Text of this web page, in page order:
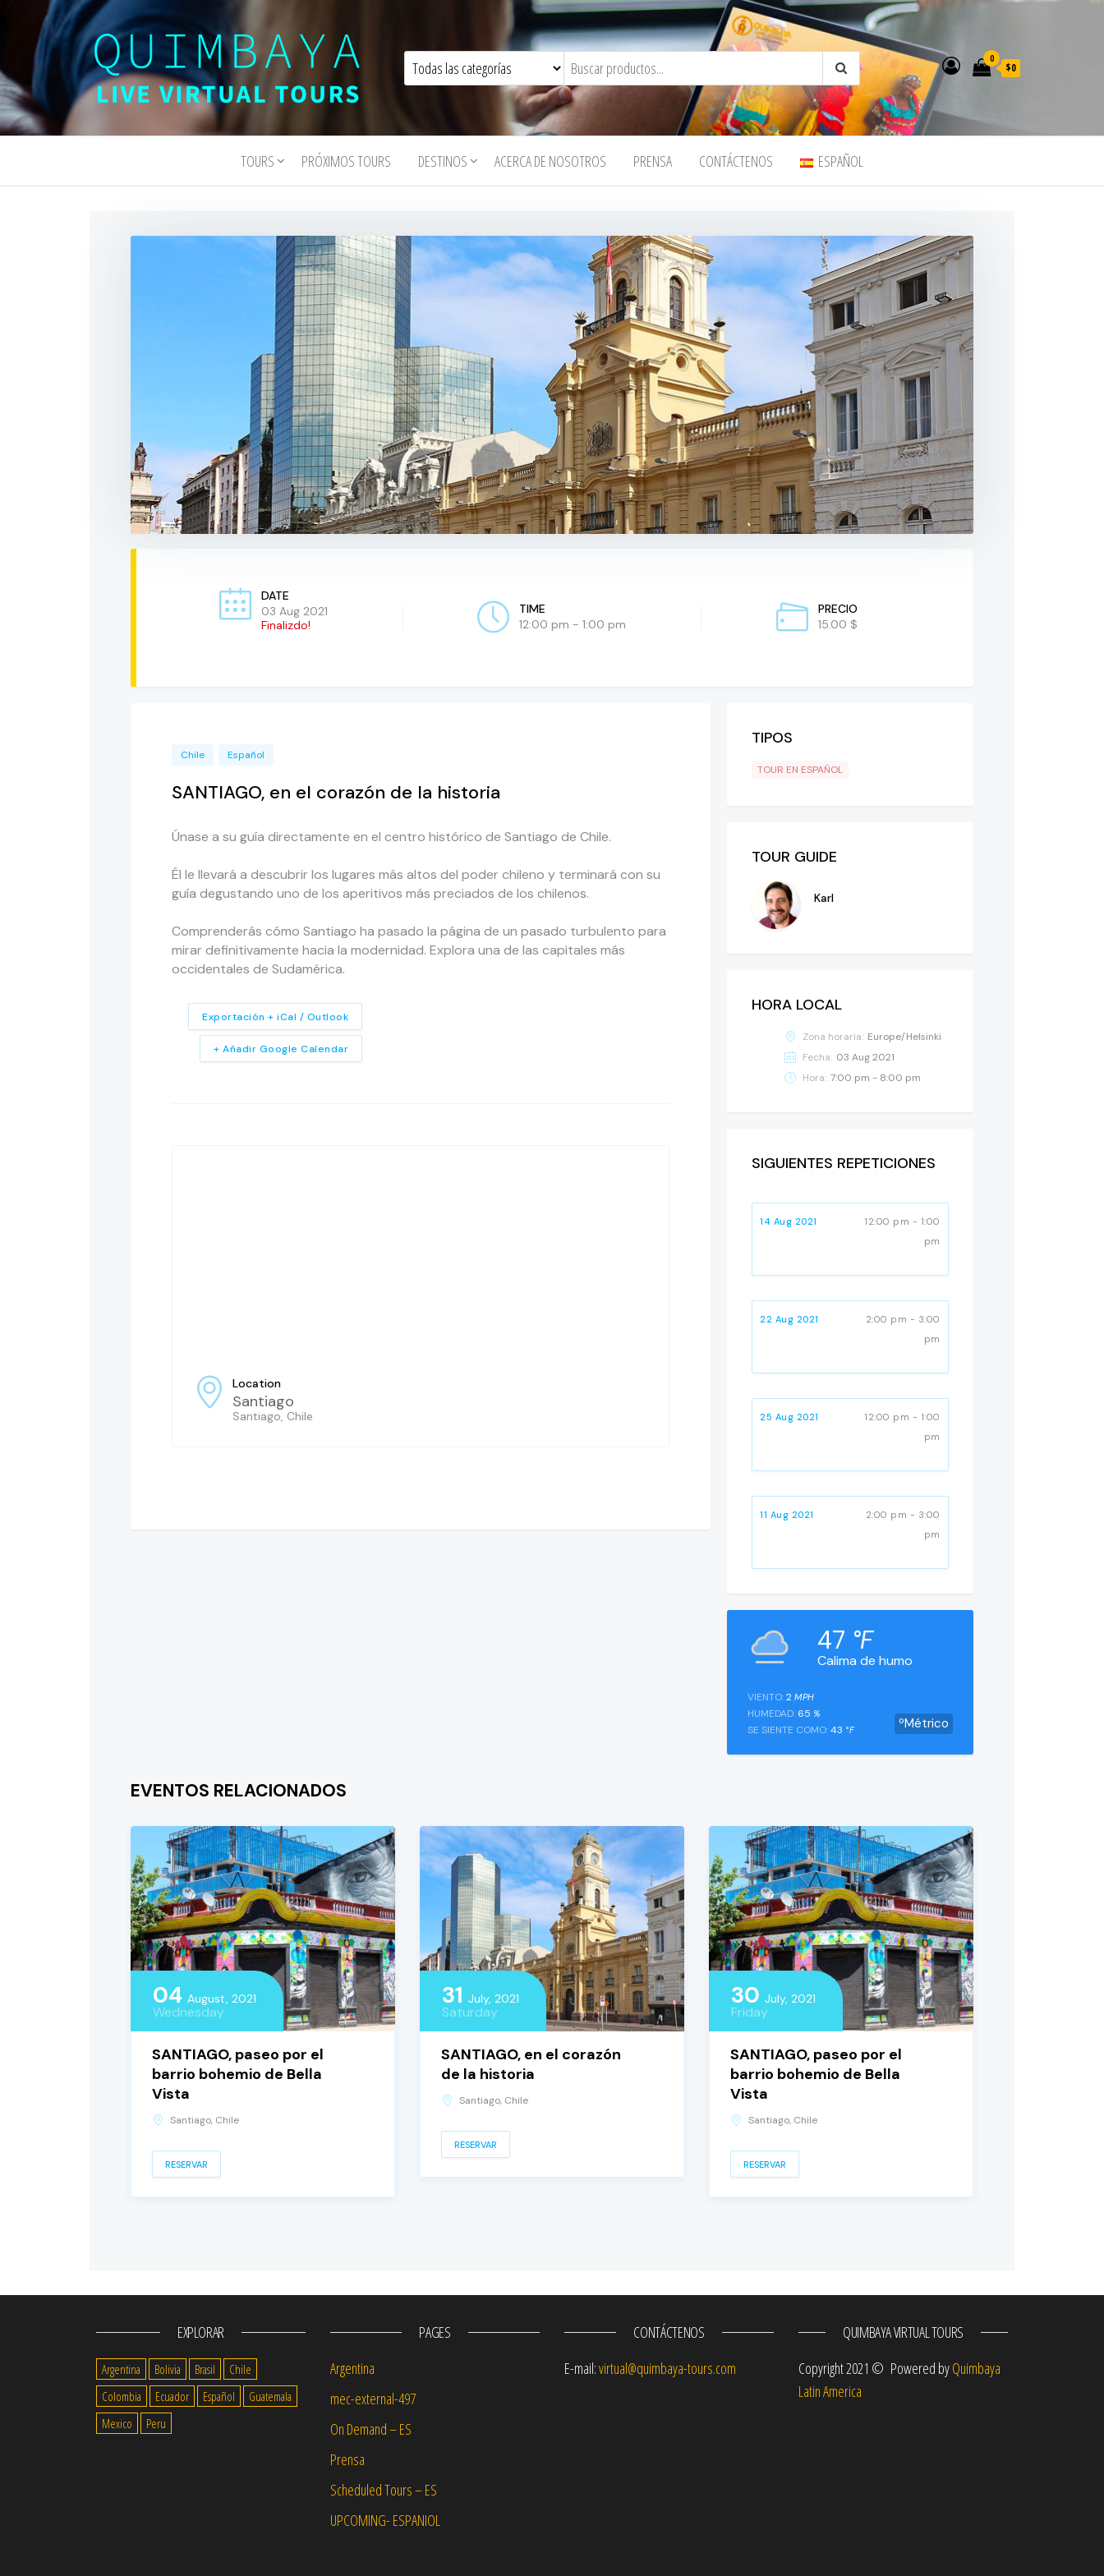
Interactive
0
$0
TOURS PRÓXIMOS TOURS DESTINOS ACERCA DE NOSOTROS PRENSA CONTÁCTENOS ESPAÑOL
DATE
03 Aug 2021
Finalizdo!
TIME
12:00 pm - 1:00 pm
PRECIO
15.00 $
Chile Español
SANTIAGO, en el corazón de la historia
Únase a su guía directamente en el centro histórico de Santiago de Chile.
Él le llevará a descubrir los lugares más altos del poder chileno y terminará con su
guía degustando uno de los aperitivos más preciados de los chilenos.
Comprenderás cómo Santiago ha pasado la página de un pasado turbulento para
mirar definitivamente hacia la modernidad. Explora una de las capitales más
occidentales de Sudamérica.
+ Añadir Google Calendar
Exportación + iCal / Outlook
Location
Santiago
Santiago, Chile
TIPOS
TOUR EN ESPAÑOL
TOUR GUIDE
Karl
HORA LOCAL
Zona horaria: Europe/Helsinki
Fecha: 03 Aug 2021
Hora: 7:00 pm - 8:00 pm
SIGUIENTES REPETICIONES
11 Aug 2021
2:00 pm - 3:00
pm
14 Aug 2021
12:00 pm - 1:00
pm
22 Aug 2021
2:00 pm - 3:00
pm
25 Aug 2021
12:00 pm - 1:00
pm
Calima de humo
47 °F
ºMétrico
VIENTO:2 MPH
HUMEDAD: 65 %
SE SIENTE COMO:43 °F
EVENTOS RELACIONADOS
04 August, 2021
Wednesday
SANTIAGO, paseo por el
barrio bohemio de Bella
Vista
Santiago, Chile
RESERVAR
31 July, 2021
Saturday
SANTIAGO, en el corazón
de la historia
Santiago, Chile
RESERVAR
30 July, 2021
Friday
SANTIAGO, paseo por el
barrio bohemio de Bella
Vista
Santiago, Chile
RESERVAR
EXPLORAR
Argentina Bolivia Brasil
Chile
Colombia
Ecuador Español
Guatemala
Mexico
Peru
PAGES
Argentina
mec-external-497
On Demand – ES
Prensa
Scheduled Tours – ES
UPCOMING- ESPANIOL
CONTÁCTENOS
E-mail:virtual@quimbaya-tours.com
QUIMBAYA VIRTUAL TOURS
Copyright 2021 © Powered byQuimbaya
Latin America